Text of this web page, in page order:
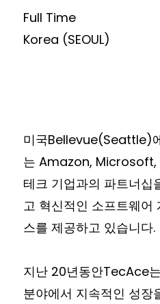
Full Time
Korea (SEOUL)
미국Bellevue(Seattle)
는 Amazon, Microsoft,
테크 기업과의 파트너십
고 혁신적인 소프트웨어
스를 제공하고 있습니다.
지난 20년동안TecAce
분야에서 지속적인 성장